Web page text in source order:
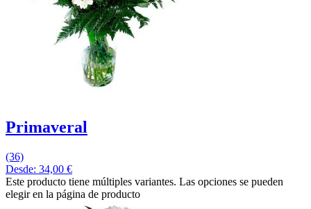
Primaveral
(36)
Desde: 34,00 €
Este producto tiene múltiples variantes. Las opciones se pueden
elegir en la página de producto